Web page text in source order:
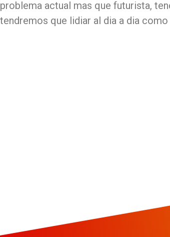
problema actual mas que futurista,
tendremos que lidiar al dia a dia